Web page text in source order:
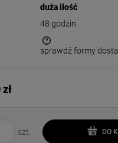
duża ilość
48 godzin
sprawdź formy
szt. DO